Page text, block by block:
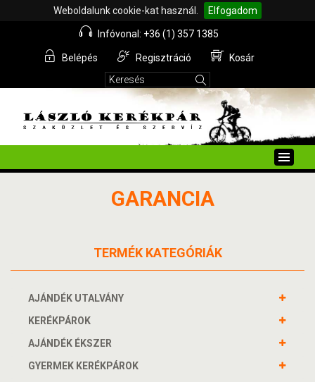
Weboldalunk cookie-kat használ. Elfogadom
Infóvonal: +36 (1) 357 1385
Belépés Regisztráció Kosár
Toggle
GARANCIA
TERMÉK KATEGÓRIÁK
AJÁNDÉK UTALVÁNY
KERÉKPÁROK
AJÁNDÉK ÉKSZER
GYERMEK KERÉKPÁROK